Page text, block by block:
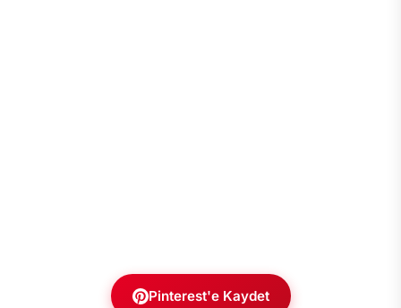
Pinterest'e Kaydet